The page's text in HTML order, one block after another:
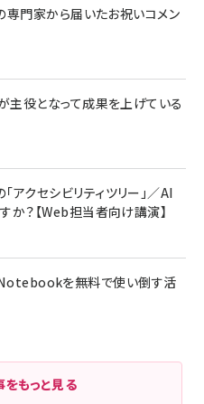
専門家から届いたお祝いコメン
主役となって成果を上げている
アクセシビリティツリー」／AI
か？【Web担当者向け講演】
を無料で使い倒す活
もっと見る